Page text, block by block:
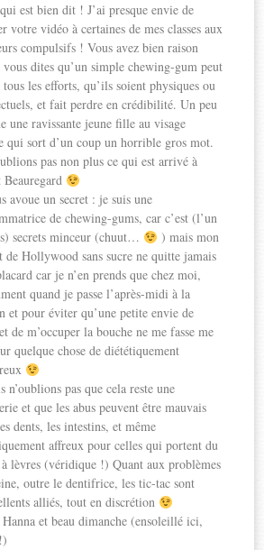
est bien dit ! J’ai presque envie de
votre vidéo à certaines de mes classes aux
compulsifs ! Vous avez bien raison
vous dites qu’un simple chewing-gum peut
les efforts, qu’ils soient physiques ou
et fait perdre en crédibilité. Un peu
une ravissante jeune fille au visage
qui sort d’un coup un horrible gros mot.
pas non plus ce qui est arrivé à
avoue un secret : je suis une
de chewing-gums, car c’est (l’un
secrets minceur (chuut…
) mais mon
de Hollywood sans sucre ne quitte jamais
car je n’en prends que chez moi,
quand je passe l’après-midi à la
et pour éviter qu’une petite envie de
de m’occuper la bouche ne me fasse me
quelque chose de diététiquement
n’oublions pas que cela reste une
et que les abus peuvent être mauvais
dents, les intestins, et même
affreux pour celles qui portent du
lèvres (véridique !) Quant aux problèmes
outre le dentifrice, les tic-tac sont
alliés, tout en discrétion
et beau dimanche (ensoleillé ici,